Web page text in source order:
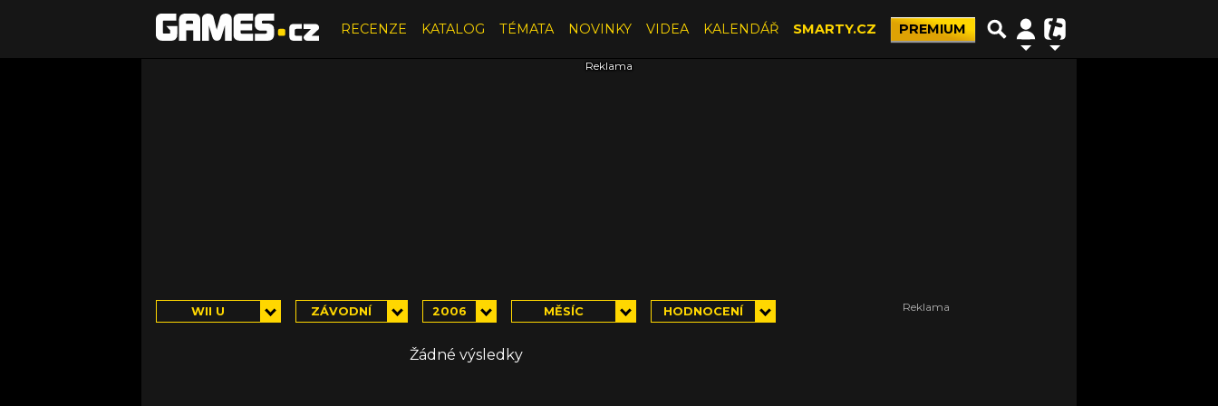
RECENZE KATALOG TÉMATA NOVINKY VIDEA KALENDÁŘ SMARTY.CZ PREMIUM
WII U ZÁVODNÍ 2006 MĚSÍC HODNOCENÍ
Žádné výsledky